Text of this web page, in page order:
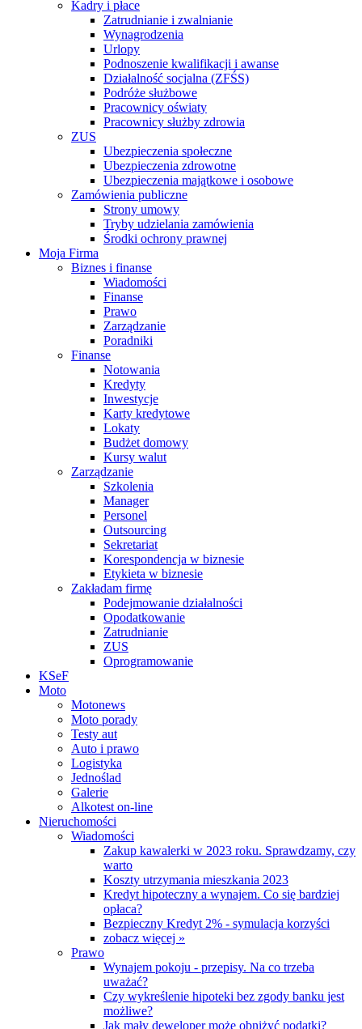
Kadry i płace
Zatrudnianie i zwalnianie
Wynagrodzenia
Urlopy
Podnoszenie kwalifikacji i awanse
Działalność socjalna (ZFŚS)
Podróże służbowe
Pracownicy oświaty
Pracownicy służby zdrowia
ZUS
Ubezpieczenia społeczne
Ubezpieczenia zdrowotne
Ubezpieczenia majątkowe i osobowe
Zamówienia publiczne
Strony umowy
Tryby udzielania zamówienia
Środki ochrony prawnej
Moja Firma
Biznes i finanse
Wiadomości
Finanse
Prawo
Zarządzanie
Poradniki
Finanse
Notowania
Kredyty
Inwestycje
Karty kredytowe
Lokaty
Budżet domowy
Kursy walut
Zarządzanie
Szkolenia
Manager
Personel
Outsourcing
Sekretariat
Korespondencja w biznesie
Etykieta w biznesie
Zakładam firmę
Podejmowanie działalności
Opodatkowanie
Zatrudnianie
ZUS
Oprogramowanie
KSeF
Moto
Motonews
Moto porady
Testy aut
Auto i prawo
Logistyka
Jednoślad
Galerie
Alkotest on-line
Nieruchomości
Wiadomości
Zakup kawalerki w 2023 roku. Sprawdzamy, czy
warto
Koszty utrzymania mieszkania 2023
Kredyt hipoteczny a wynajem. Co się bardziej
opłaca?
Bezpieczny Kredyt 2% - symulacja korzyści
zobacz więcej »
Prawo
Wynajem pokoju - przepisy. Na co trzeba
uważać?
Czy wykreślenie hipoteki bez zgody banku jest
możliwe?
Jak mały deweloper może obniżyć podatki?